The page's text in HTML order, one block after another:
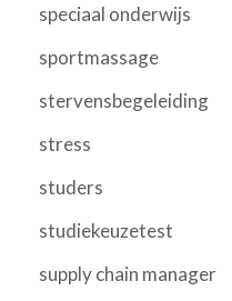
speciaal onderwijs
sportmassage
stervensbegeleiding
stress
studers
studiekeuzetest
supply chain manager